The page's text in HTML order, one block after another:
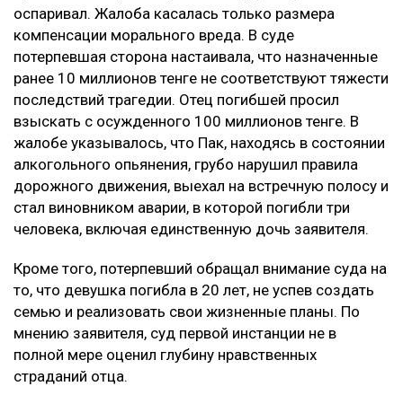
оспаривал. Жалоба касалась только размера
компенсации морального вреда. В суде
потерпевшая сторона настаивала, что назначенные
ранее 10 миллионов тенге не соответствуют тяжести
последствий трагедии. Отец погибшей просил
взыскать с осужденного 100 миллионов тенге. В
жалобе указывалось, что Пак, находясь в состоянии
алкогольного опьянения, грубо нарушил правила
дорожного движения, выехал на встречную полосу и
стал виновником аварии, в которой погибли три
человека, включая единственную дочь заявителя.
Кроме того, потерпевший обращал внимание суда на
то, что девушка погибла в 20 лет, не успев создать
семью и реализовать свои жизненные планы. По
мнению заявителя, суд первой инстанции не в
полной мере оценил глубину нравственных
страданий отца.